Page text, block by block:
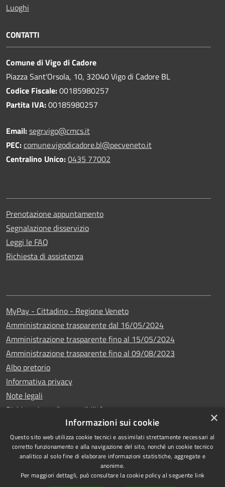
Luoghi
CONTATTI
Comune di Vigo di Cadore
Piazza Sant'Orsola, 10, 32040 Vigo di Cadore BL
Codice Fiscale:00185980257
Partita IVA:00185980257
Email:segr.vigo@cmcs.it
PEC:comune.vigodicadore.bl@pecveneto.it
Centralino Unico:0435 77002
Prenotazione appuntamento
Segnalazione disservizio
Leggi le FAQ
Richiesta di assistenza
MyPay - Cittadino - Regione Veneto
Amministrazione trasparente dal 16/05/2024
Amministrazione trasparente fino al 15/05/2024
Amministrazione trasparente fino al 09/08/2023
Albo pretorio
Informativa privacy
Note legali
Dichiarazione di accessibilità
RSS
Accessibilità
Copyright © 2024
•Comune di Vigo di
×
Informazioni sui cookie
Questo sito web utilizza cookie tecnici e assimilati strettamente necessari al
corretto funzionamento e alla navigazione del sito, nonché un cookie tecnico
analitico al solo fine di elaborare informazioni statistiche, aggregate e
anonime.
Per maggiori dettagli, può consultare la cookie policy al seguente link